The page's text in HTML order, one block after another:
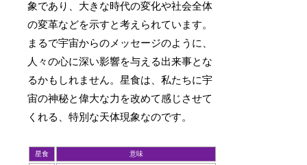
象であり、大きな時代の変化や社会全体
の変革などを示すと考えられています。
まるで宇宙からのメッセージのように、
人々の心に深い影響を与える出来事とな
るかもしれません。星食は、私たちに宇
宙の神秘と偉大な力を改めて感じさせて
くれる、特別な天体現象なのです。
星食 意味